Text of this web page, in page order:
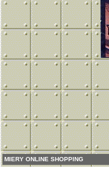
MIERY ONLINE SHOPPING